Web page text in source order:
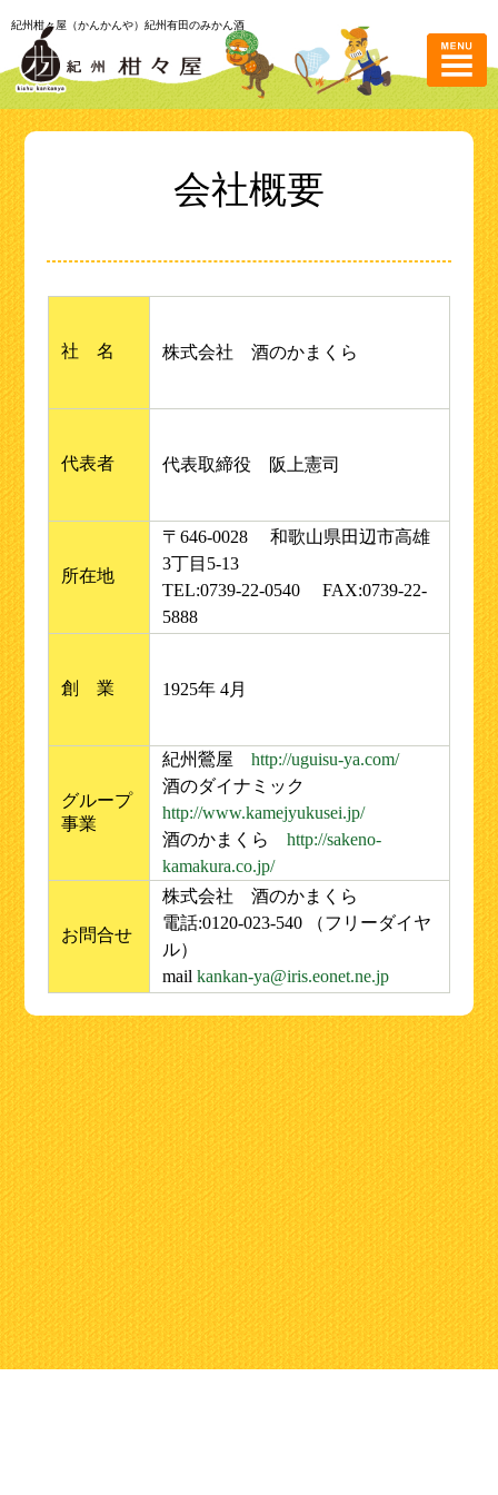
紀州柑々屋（かんかんや）紀州有田のみかん酒
会社概要
社 名 株式会社 酒のかまくら
代表者 代表取締役 阪上憲司
所在地
〒646-0028 和歌山県田辺市高雄
3丁目5-13
TEL:0739-22-0540 FAX:0739-22-
5888
創 業 1925年 4月
グループ
事業
紀州鶯屋 http://uguisu-ya.com/
酒のダイナミック
http://www.kamejyukusei.jp/
酒のかまくら http://sakeno-
kamakura.co.jp/
お問合せ
株式会社 酒のかまくら
電話:0120-023-540 （フリーダイヤ
ル）
mail kankan-ya@iris.eonet.ne.jp